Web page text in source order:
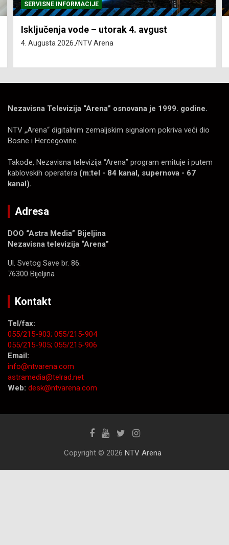
SERVISNE INFORMACIJE
Isključenja vode – utorak 4. avgust
4. Augusta 2026. NTV Arena
Nezavisna Televizija “Arena” osnovana je 1999. godine.
NTV „Arena“ digitalnim zemaljskim signalom pokriva veći dio
Bosne i Hercegovine.
Takođe, Nezavisna televizija “Arena” program emituje i putem
kablovskih operatera (m:tel - 84 kanal, supernova - 67
kanal).
Adresa
DOO “Astra Media” Bijeljina
Nezavisna televizija “Arena”
Ul. Svetog Save br. 86.
76300 Bijeljina
Kontakt
Tel/fax:
055/215-903; 055/215-904
055/215-905; 055/215-906
Email:
info@ntvarena.com
astramedia@telrad.net
Web: desk@ntvarena.com
Copyright © 2026 NTV Arena